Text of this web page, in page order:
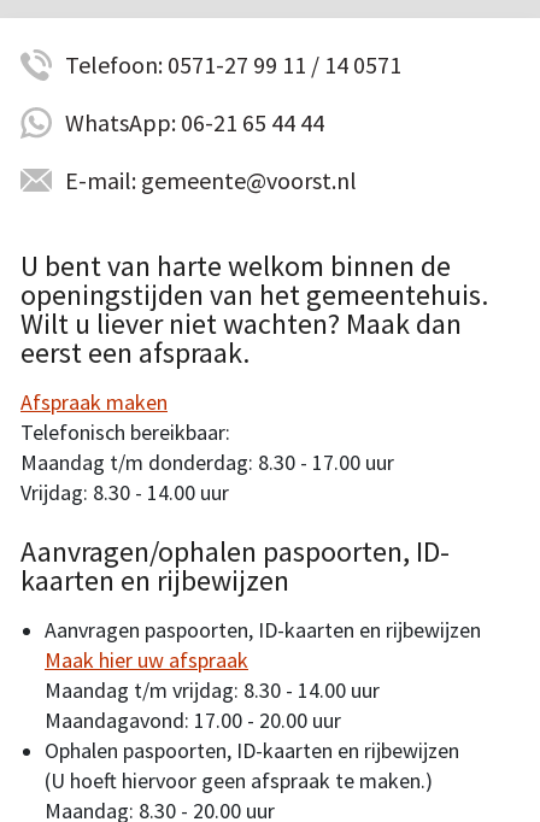
Telefoon: 0571-27 99 11 / 14 0571
WhatsApp: 06-21 65 44 44
E-mail: gemeente@voorst.nl
U bent van harte welkom binnen de
openingstijden van het gemeentehuis.
Wilt u liever niet wachten? Maak dan
eerst een afspraak.
Afspraak maken
Telefonisch bereikbaar:
Maandag t/m donderdag: 8.30 - 17.00 uur
Vrijdag: 8.30 - 14.00 uur
Aanvragen/ophalen paspoorten, ID-
kaarten en rijbewijzen
Aanvragen paspoorten, ID-kaarten en rijbewijzen
Maak hier uw afspraak
Maandag t/m vrijdag: 8.30 - 14.00 uur
Maandagavond: 17.00 - 20.00 uur
Ophalen paspoorten, ID-kaarten en rijbewijzen
(U hoeft hiervoor geen afspraak te maken.)
Maandag: 8.30 - 20.00 uur